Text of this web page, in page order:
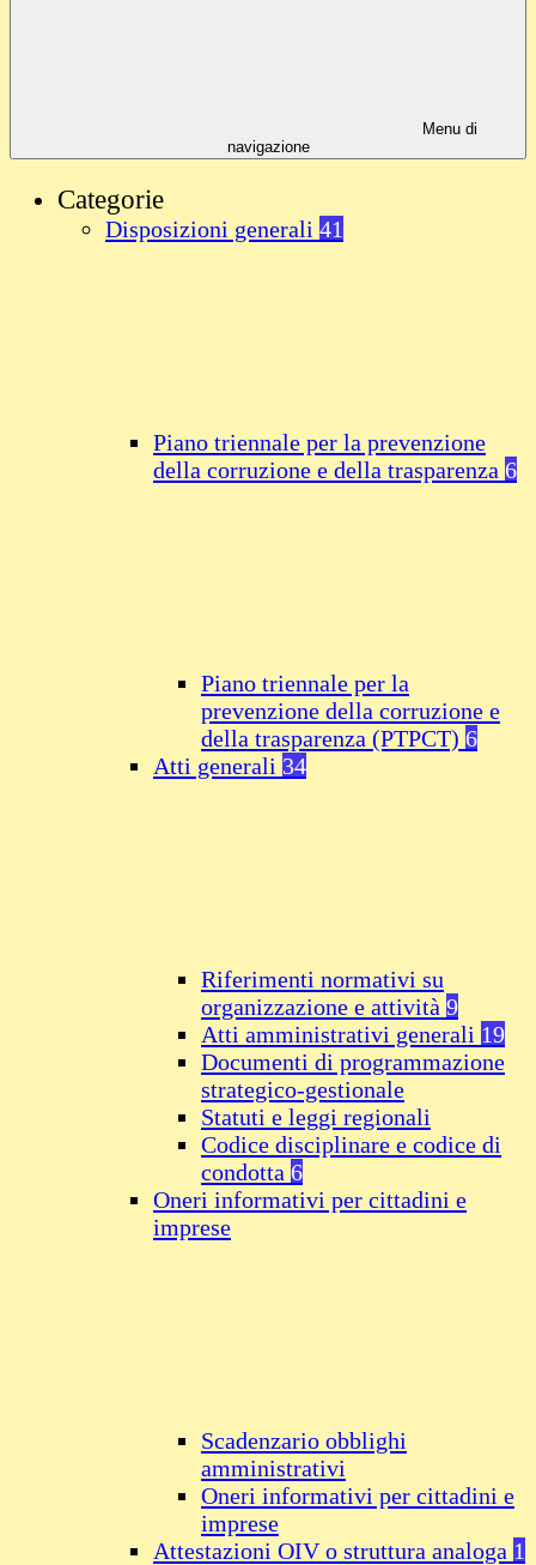
Menu di
navigazione
Categorie
Disposizioni generali 41
Piano triennale per la prevenzione
della corruzione e della trasparenza 6
Piano triennale per la
prevenzione della corruzione e
della trasparenza (PTPCT) 6
Atti generali 34
Riferimenti normativi su
organizzazione e attività 9
Atti amministrativi generali 19
Documenti di programmazione
strategico-gestionale
Statuti e leggi regionali
Codice disciplinare e codice di
condotta 6
Oneri informativi per cittadini e
imprese
Scadenzario obblighi
amministrativi
Oneri informativi per cittadini e
imprese
Attestazioni OIV o struttura analoga 1